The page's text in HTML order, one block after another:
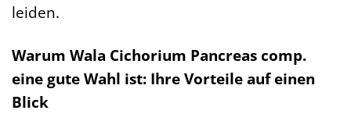
leiden.
Warum Wala Cichorium Pancreas comp.
eine gute Wahl ist: Ihre Vorteile auf einen
Blick